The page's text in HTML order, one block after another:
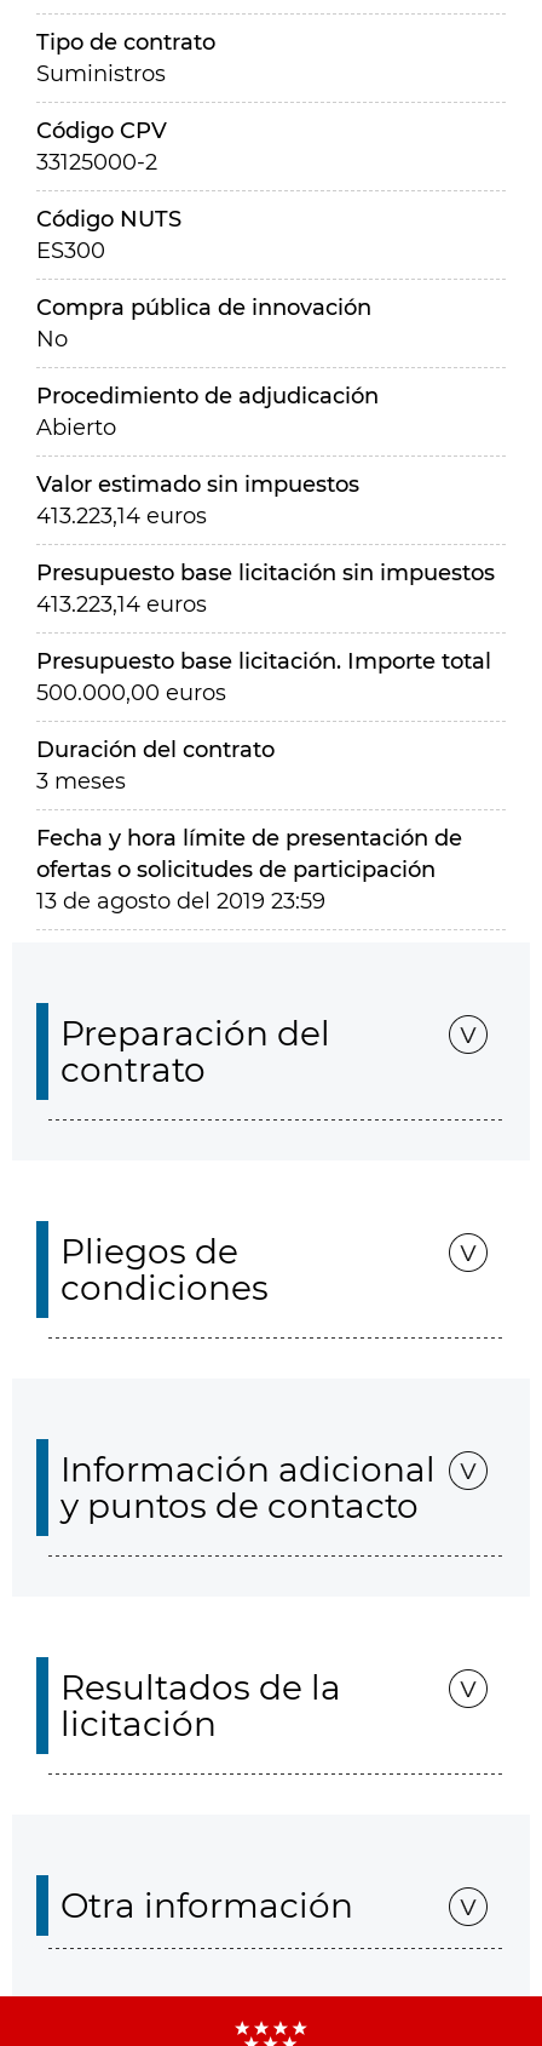
Tipo de contrato
Suministros
Código CPV
33125000-2
Código NUTS
ES300
Compra pública de innovación
No
Procedimiento de adjudicación
Abierto
Valor estimado sin impuestos
413.223,14 euros
Presupuesto base licitación sin impuestos
413.223,14 euros
Presupuesto base licitación. Importe total
500.000,00 euros
Duración del contrato
3 meses
Fecha y hora límite de presentación de
ofertas o solicitudes de participación
13 de agosto del 2019 23:59
Preparación del
contrato
Pliegos de
condiciones
Información adicional
y puntos de contacto
Resultados de la
licitación
Otra información